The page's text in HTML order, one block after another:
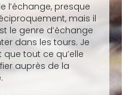
l’échange, presque
mais il
le genre d’échange
dans les tours. Je
tout ce qu’elle
auprès de la